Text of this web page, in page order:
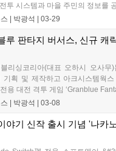
투 시스템과 마을 주민의 정보를
| 박광석 03-29
루 판타지 버서스, 신규 캐
리싱코리아(대표 오하시 오사무
기획 및 제작하고 아크시스템웍
용 대전 격투 게임 ‘Granblue
| 박광석 03-08
야기 신작 출시 기념 '나카